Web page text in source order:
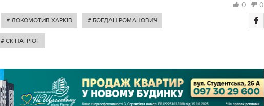
0 0
# ЛОКОМОТИВ ХАРКІВ # БОГДАН РОМАНОВИЧ
# СК ПАТРІОТ